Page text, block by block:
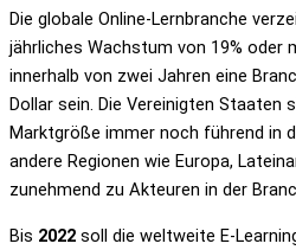
Die globale Online-Lernbranche
jährliches Wachstum von 19% oder
innerhalb von zwei Jahren eine
Dollar sein. Die Vereinigten Staaten
Marktgröße immer noch führend in
andere Regionen wie Europa,
zunehmend zu Akteuren in der
Bis 2022 soll die weltweite E-